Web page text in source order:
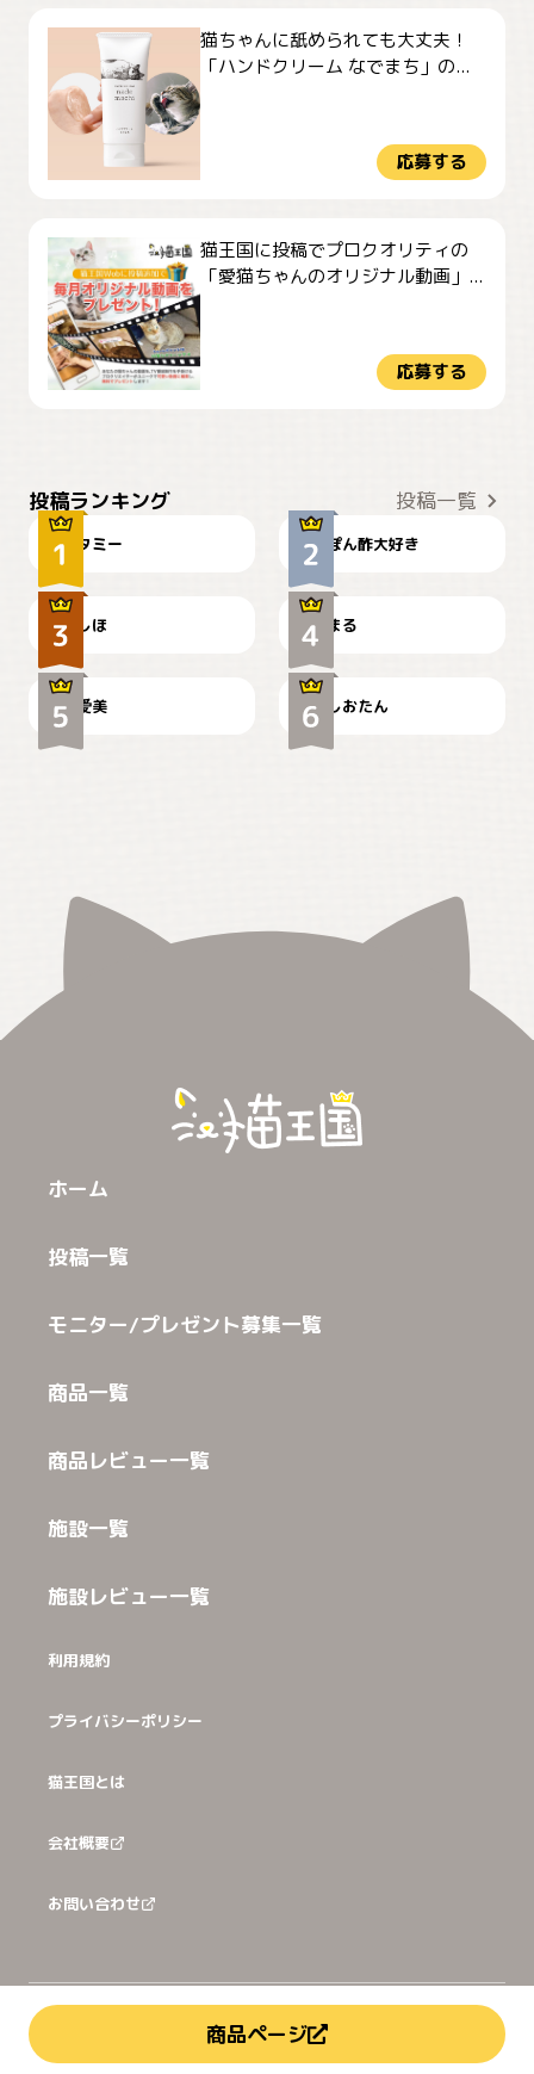
猫ちゃんに舐められても大丈夫！
「ハンドクリーム なでまち」の...
応募する
猫王国に投稿でプロクオリティの
「愛猫ちゃんのオリジナル動画」...
応募する
投稿ランキング 投稿一覧
タミー ぽん酢大好き
お弁当になりたいにゃ😽
しほ
🤦‍♀️
まる
かわいい毛玉つき
爱美
暑い日が続くにゃ
しおたん
商品ページ
ホーム
投稿一覧
モニター/プレゼント募集一覧
商品一覧
商品レビュー一覧
施設一覧
施設レビュー一覧
利用規約
プライバシーポリシー
猫王国とは
会社概要
お問い合わせ
2026犬猫王国株式会社